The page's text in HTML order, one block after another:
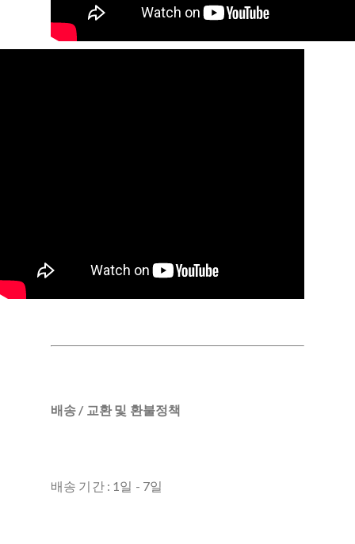
배송 / 교환 및 환불정책
배송 기간 : 1일 - 7일